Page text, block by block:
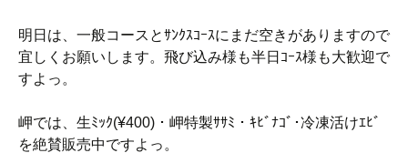
明日は、一般コースとｻﾝｸｽｺｰｽにまだ空きがありますので
宜しくお願いします。飛び込み様も半日ｺｰｽ様も大歓迎で
すよっ。
岬では、生ﾐｯｸ(¥400)・岬特製ｻｻﾐ・ｷﾋﾞﾅｺﾞ･冷凍活けｴﾋﾞ
を絶賛販売中ですよっ。